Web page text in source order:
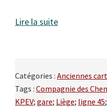
Lire la suite
Catégories : Anciennes
Tags : Compagnie des
KPEV; gare; Liège; ligne 45;